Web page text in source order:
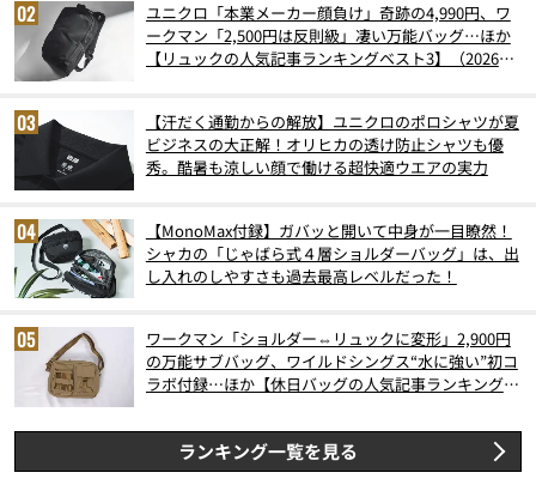
ユニクロ「本業メーカー顔負け」奇跡の4,990円、ワ
ークマン「2,500円は反則級」凄い万能バッグ…ほか
【リュックの人気記事ランキングベスト3】（2026年
【汗だく通勤からの解放】ユニクロのポロシャツが夏
ビジネスの大正解！オリヒカの透け防止シャツも優
秀。酷暑も涼しい顔で働ける超快適ウエアの実力
【MonoMax付録】ガバッと開いて中身が一目瞭然！
シャカの「じゃばら式４層ショルダーバッグ」は、出
し入れのしやすさも過去最高レベルだった！
ワークマン「ショルダー⇔リュックに変形」2,900円
の万能サブバッグ、ワイルドシングス“水に強い”初コ
ラボ付録…ほか【休日バッグの人気記事ランキングベ
ランキング一覧を見る